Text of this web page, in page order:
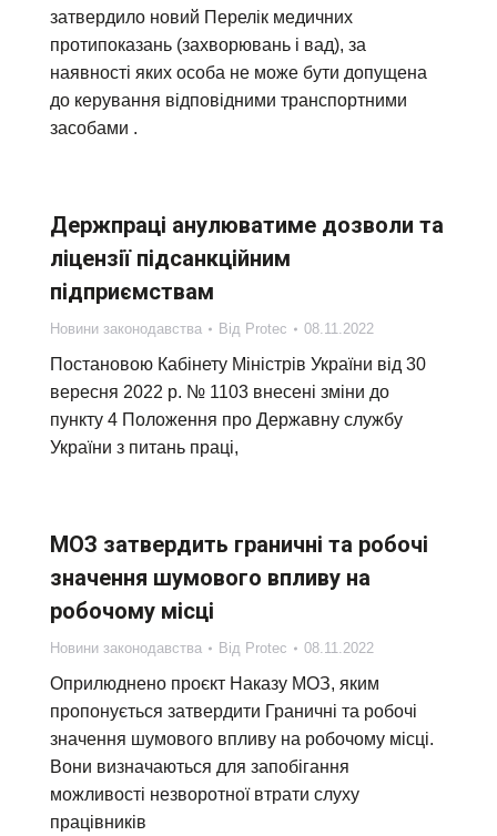
затвердило новий Перелік медичних
протипоказань (захворювань і вад), за
наявності яких особа не може бути допущена
до керування відповідними транспортними
засобами .
Держпраці анулюватиме дозволи та
ліцензії підсанкційним
підприємствам
Новини законодавства Від Protec 08.11.2022
Постановою Кабінету Міністрів України від 30
вересня 2022 р. № 1103 внесені зміни до
пункту 4 Положення про Державну службу
України з питань праці,
МОЗ затвердить граничні та робочі
значення шумового впливу на
робочому місці
Новини законодавства Від Protec 08.11.2022
Оприлюднено проєкт Наказу МОЗ, яким
пропонується затвердити Граничні та робочі
значення шумового впливу на робочому місці.
Вони визначаються для запобігання
можливості незворотної втрати слуху
працівників